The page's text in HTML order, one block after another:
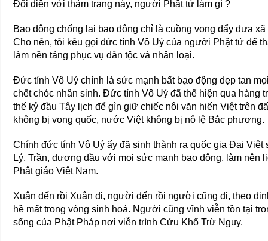
Đối diện với thảm trạng này, người Phật tử làm gì ?
Bạo động chống lại bạo động chỉ là cuồng vọng đẩy đưa
Cho nên, tôi kêu gọi đức tính Vô Uý của người Phật tử để
làm nền tảng phục vụ dân tộc và nhân loại.
Đức tính Vô Uý chính là sức mạnh bất bạo động dẹp tan
chết chóc nhân sinh. Đức tính Vô Uý đã thể hiện qua hàng
thế kỷ đầu Tây lịch để gìn giữ chiếc nôi văn hiến Việt trên
không bị vong quốc, nước Việt không bị nô lệ Bắc phương.
Chính đức tính Vô Uý ấy đã sinh thành ra quốc gia Đại
Lý, Trần, đương đầu với mọi sức mạnh bạo động, làm nên
Phật giáo Việt Nam.
Xuân đến rồi Xuân đi, người đến rồi người cũng đi, theo
hề mất trong vòng sinh hoá. Người cũng vĩnh viễn tồn tại
sống của Phật Pháp nơi viễn trình Cứu Khổ Trừ Nguy.